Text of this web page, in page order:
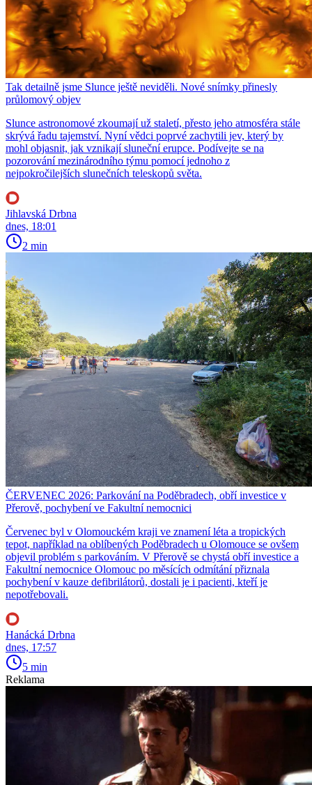
Tak detailně jsme Slunce ještě neviděli. Nové snímky přinesly
průlomový objev
Slunce astronomové zkoumají už staletí, přesto jeho atmosféra stále
skrývá řadu tajemství. Nyní vědci poprvé zachytili jev, který by
mohl objasnit, jak vznikají sluneční erupce. Podívejte se na
pozorování mezinárodního týmu pomocí jednoho z
nejpokročilejších slunečních teleskopů světa.
Jihlavská Drbna
dnes, 18:01
2 min
ČERVENEC 2026: Parkování na Poděbradech, obří investice v
Přerově, pochybení ve Fakultní nemocnici
Červenec byl v Olomouckém kraji ve znamení léta a tropických
tepot, například na oblíbených Poděbradech u Olomouce se ovšem
objevil problém s parkováním. V Přerově se chystá obří investice a
Fakultní nemocnice Olomouc po měsících odmítání přiznala
pochybení v kauze defibrilátorů, dostali je i pacienti, kteří je
nepotřebovali.
Hanácká Drbna
dnes, 17:57
5 min
Reklama